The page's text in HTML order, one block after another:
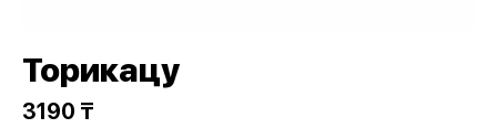
Торикацу
3190 ₸